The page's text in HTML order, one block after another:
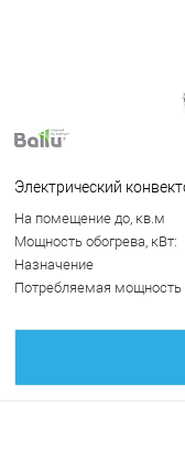
Электрический
На помещение до, кв.м
Мощность обогрева, кВт:
Назначение
Потребляемая мощность